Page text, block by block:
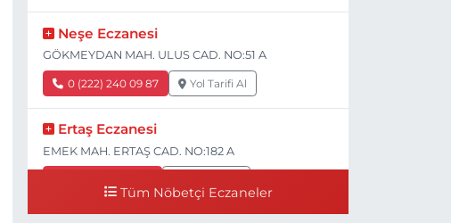
Neşe Eczanesi
GÖKMEYDAN MAH. ULUS CAD. NO:51 A
0 (222) 240 09 87 Yol Tarifi Al
Ertaş Eczanesi
EMEK MAH. ERTAŞ CAD. NO:182 A
Tüm Nöbetçi Eczaneler